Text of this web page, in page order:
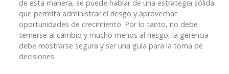
de esta manera, se puede hablar de una estrategia sólida
que permita administrar el riesgo y aprovechar
oportunidades de crecimiento. Por lo tanto, no debe
temerse al cambio y mucho menos al riesgo, la gerencia
debe mostrarse segura y ser una guía para la toma de
decisiones.